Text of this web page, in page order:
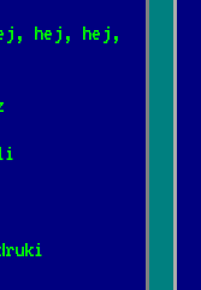
hej, hej,